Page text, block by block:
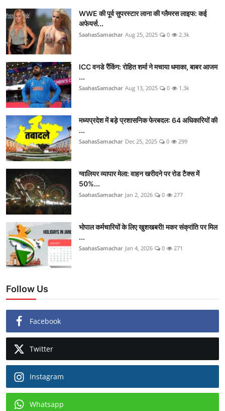
WWE की पूर्व सुपरस्टार लाना की ग्लैमरस लाइफ: कई
अफेयर्स...
SaahasSamachar Aug 25, 2025 0 2.3k
ICC वनडे रैंकिंग: रोहित शर्मा ने मचाया धमाका, बाबर आजम
...
SaahasSamachar Aug 13, 2025 0 1.3k
मध्यप्रदेश में बड़े प्रशासनिक फेरबदल: 64 अधिकारियों की
...
SaahasSamachar Dec 25, 2025 0 299
ग्वालियर व्यापार मेला: वाहन खरीदने पर रोड टैक्स में
50%...
SaahasSamachar Jan 2, 2026 0 277
भोपाल कर्मचारियों के लिए खुशखबरी! मकर संक्रांति पर मिल
...
SaahasSamachar Jan 4, 2026 0 271
Follow Us
Facebook
Twitter
Instagram
Whatsapp